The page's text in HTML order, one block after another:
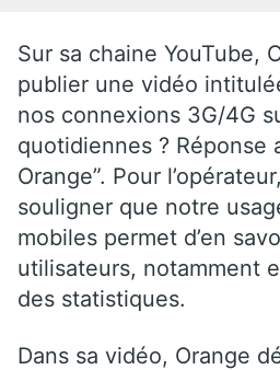
Sur sa chaine YouTube,
publier une vidéo
nos connexions 3G/4G
quotidiennes ? Réponse
Orange”. Pour
souligner que notre
mobiles permet d’en
utilisateurs, notamment
des statistiques.
Dans sa vidéo, Orange